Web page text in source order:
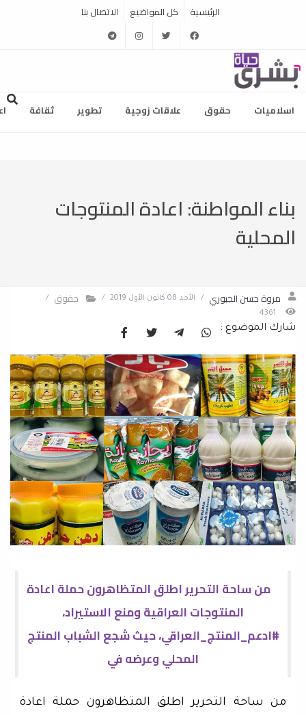
الرئيسية كل المواضيع الاتصال بنا
facebook
twitter
instagram
telegram
اسلاميات حقوق علاقات زوجية تطوير ثقافة
بناء المواطنة: اعادة المنتوجات
المحلية
مروة حسن الجبوري / الأحد 08 كانون الأول 2019 / حقوق
/
شارك الموضوع :
من ساحة التحرير اطلق المتظاهرون حملة اعادة
المنتوجات العراقية ومنع الاستيراد،
#ادعم_المنتج_العراقي، حيث شجع الشباب المنتج
المحلي وعرضه في
من ساحة التحرير اطلق المتظاهرون حملة اعادة